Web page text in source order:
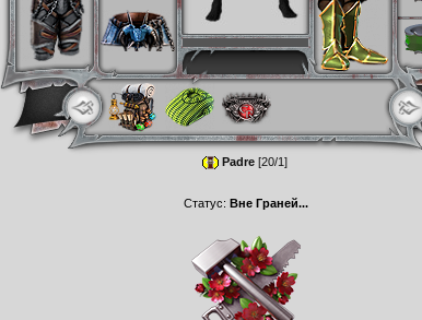
Статус: Вне Граней...
Padre [20/1]